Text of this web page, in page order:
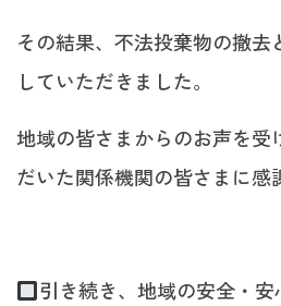
その結果、不法投棄物の撤
していただきました。
地域の皆さまからのお声を受
だいた関係機関の皆さまに感
引き続き、地域の安全・安